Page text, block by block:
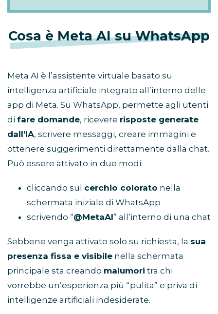
Cosa è Meta AI su WhatsApp
Meta AI è l’assistente virtuale basato su
intelligenza artificiale integrato all’interno delle
app di Meta. Su WhatsApp, permette agli utenti
di fare domande, ricevere risposte generate
dall’IA, scrivere messaggi, creare immagini e
ottenere suggerimenti direttamente dalla chat.
Può essere attivato in due modi:
cliccando sul cerchio colorato nella
schermata iniziale di WhatsApp
scrivendo “@MetaAI” all’interno di una chat
Sebbene venga attivato solo su richiesta, la sua
presenza fissa e visibile nella schermata
principale sta creando malumori tra chi
vorrebbe un’esperienza più “pulita” e priva di
intelligenze artificiali indesiderate.